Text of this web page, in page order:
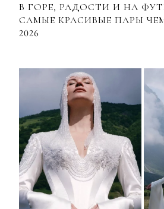
В ГОРЕ, РАДОСТИ И НА
САМЫЕ КРАСИВЫЕ ПАРЫ
2026